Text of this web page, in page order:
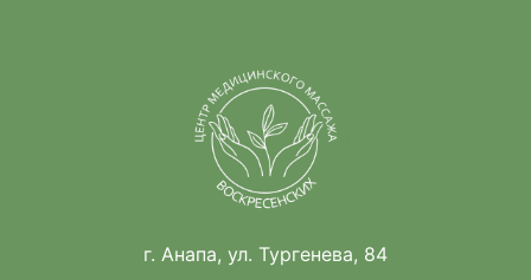
г. Анапа, ул. Тургенева, 84